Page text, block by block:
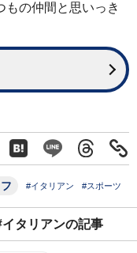
もの仲間と思いっき
#イタリアン #スポーツ
イタリアンの記事